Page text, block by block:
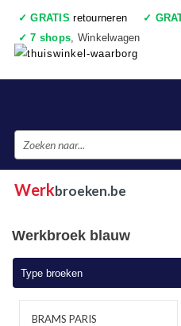
✓ GRATIS retourneren ✓
✓ 7 shops, Winkelwagen
✓Voor 17:00 uur besteld,
✓Achteraf betalen ✓Ook een
Werkbroeken.be
Werkbroek blauw
Type broeken
Werkbroeken
BRAMS PARIS